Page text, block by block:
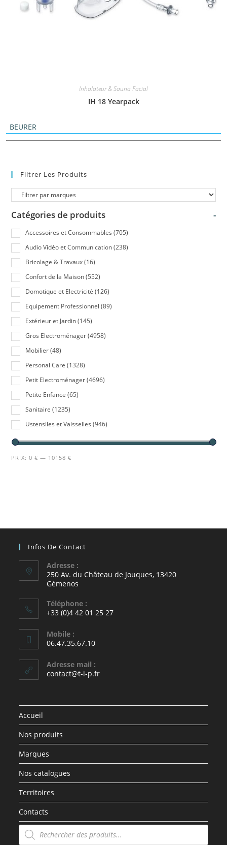
Inhalateur & Sauna Facial
IH 18 Yearpack
BEURER
Filtrer Les Produits
Catégories de produits -
Accessoires et Consommables (705)
Audio Vidéo et Communication (238)
Bricolage & Travaux (16)
Confort de la Maison (552)
Domotique et Electricité (126)
Equipement Professionnel (89)
Extérieur et Jardin (145)
Gros Electroménager (4958)
Mobilier (48)
Personal Care (1328)
Petit Electroménager (4696)
Petite Enfance (65)
Sanitaire (1235)
Ustensiles et Vaisselles (946)
PRIX:0 € — 10158 €
Infos De Contact
Adresse :
250 Av. du Château de Jouques, 13420
Gémenos
Téléphone :
+33 (0)4 42 01 25 27
Mobile :
06.47.35.67.10
Adresse mail :
contact@t-i-p.fr
Accueil
Nos produits
Marques
Nos catalogues
Territoires
Contacts
Recherche
de
produits